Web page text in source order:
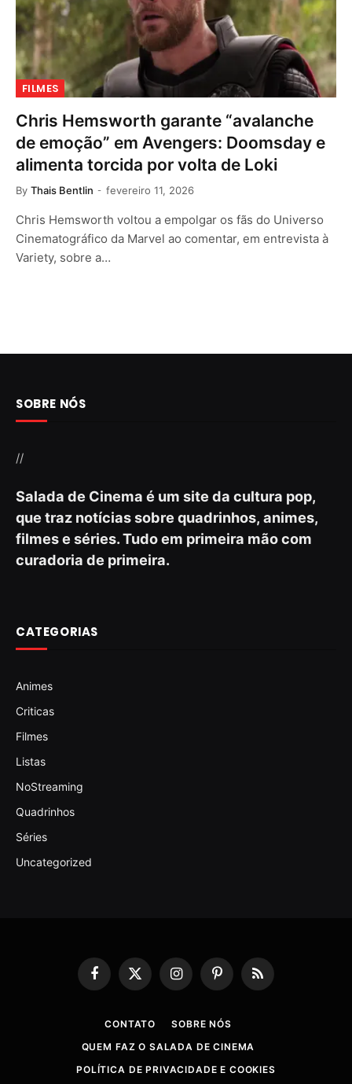
FILMES
Chris Hemsworth garante “avalanche
de emoção” em Avengers: Doomsday e
alimenta torcida por volta de Loki
By Thais Bentlin fevereiro 11, 2026
Chris Hemsworth voltou a empolgar os fãs do Universo
Cinematográfico da Marvel ao comentar, em entrevista à
Variety, sobre a…
SOBRE NÓS
//
Salada de Cinema é um site da cultura pop,
que traz notícias sobre quadrinhos, animes,
filmes e séries. Tudo em primeira mão com
curadoria de primeira.
CATEGORIAS
Animes
Criticas
Filmes
Listas
NoStreaming
Quadrinhos
Séries
Uncategorized
Facebook
X
(Twitter)
InstagramPinterestRSS
CONTATO
SOBRE NÓS
QUEM FAZ O SALADA DE CINEMA
POLÍTICA DE PRIVACIDADE E COOKIES